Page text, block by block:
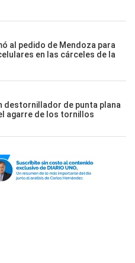
al pedido de Mendoza para
en las cárceles de la
destornillador de punta plana
agarre de los tornillos